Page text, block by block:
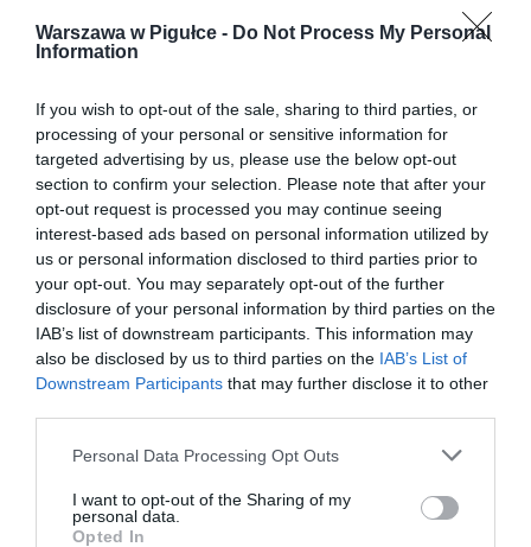
Warszawa w Pigułce - Do Not Process My Personal
Information
If you wish to opt-out of the sale, sharing to third parties, or
processing of your personal or sensitive information for
targeted advertising by us, please use the below opt-out
section to confirm your selection. Please note that after your
opt-out request is processed you may continue seeing
interest-based ads based on personal information utilized by
us or personal information disclosed to third parties prior to
your opt-out. You may separately opt-out of the further
disclosure of your personal information by third parties on the
IAB’s list of downstream participants. This information may
also be disclosed by us to third parties on the IAB’s List of
Downstream Participants that may further disclose it to other
Personal Data Processing Opt Outs
I want to opt-out of the Sharing of my
personal data.
Opted In